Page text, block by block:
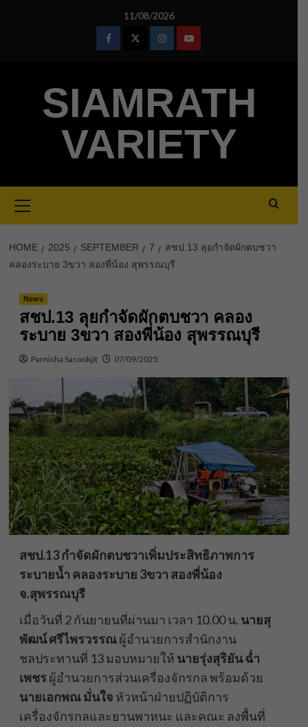
11/08/2026
FacebookTwitterInstagramYoutube
SIAMRATH
VARIETY
Menu
HOME 2025 SEPTEMBER 7
สชป.13 ลุยกำจัดผักตบชวา
คลองระบาย 3ขวา สองพี่น้อง สุพรรณบุรี
News
สชป.13 ลุยกำจัดผักตบชวา คลอง
ระบาย 3ขวา สองพี่น้อง สุพรรณบุรี
Parnicha Sasookjit 07/09/2025
สชป.13 กำจัดผักตบชวาเพิ่มประสิทธิภาพการ
ระบายน้ำ คลองระบาย 3ขวา สองพี่น้อง
จ.สุพรรณบุรี
เมื่อวันที่ 2 กันยายนที่ผ่านมา เวลา 10.00 น. นายสุ
พัฒน์ ศรีไพรวรรณผู้อำนวยการสำนักงาน
ชลประทานที่ 13 มอบหมายให้ นายรุ่งสุริยัน ฉ่ำ
เพชรผู้อำนวยการส่วนเครื่องจักรกล พร้อมด้วย
นายเอกพณ มั่นใจ หัวหน้าฝ่ายปฏิบัติการ
เครื่องจักรกลและยานพาหนะ และคณะ ลงพื้นที่